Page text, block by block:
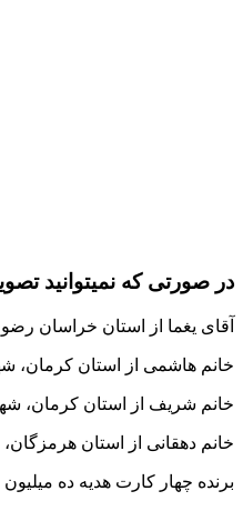
در صورتی که نمیتوانید
آقای یغما از استان خراسان
خانم هاشمی از استان کرمان،
خانم شریف از استان کرمان،
خانم دهقانی از استان
برنده چهار کارت هدیه ده میلیون